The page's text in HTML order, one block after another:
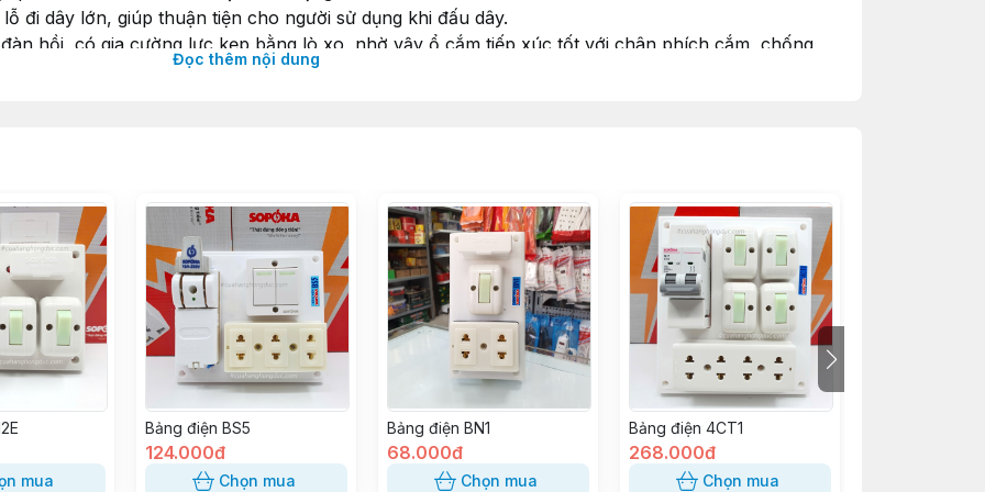
đi dây lớn, giúp thuận tiện cho người sử dụng khi đấu dây.
hồi, có gia cường lực kẹp bằng lò xo, nhờ vậy ổ cắm tiếp xúc tốt với chân phích cắm, chống
khả năng chịu tải và tuổi bền của sản phẩm.
Đọc thêm nội dung
mua
Bảng điện BS5
124.000đ
Chọn mua
Bảng điện BN1
68.000đ
Chọn mua
Bảng điện 4CT1
268.000đ
Chọn mua